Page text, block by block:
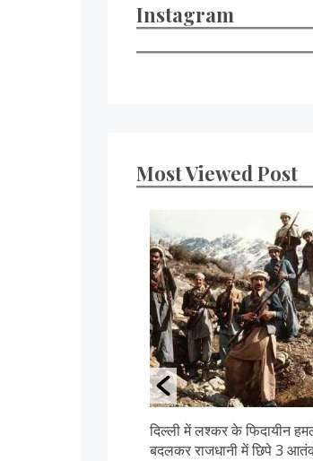
Instagram
Most Viewed Post
दिल्ली में लश्कर के फिदायीन हमले की साजिश, नाम
बदलकर राजधानी में छिपे 3 आतंकी